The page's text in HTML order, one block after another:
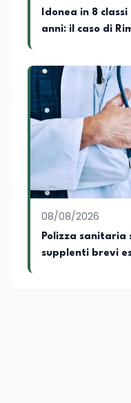
Idonea in 8
anni: il caso di
08/08/2026
Polizza sanitaria
supplenti brevi